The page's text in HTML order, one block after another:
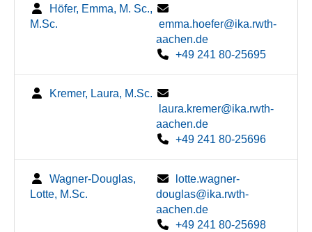
Höfer, Emma, M. Sc.,
M.Sc.
emma.hoefer@ika.rwth-
aachen.de
+49 241 80-25695
Kremer, Laura, M.Sc.
laura.kremer@ika.rwth-
aachen.de
+49 241 80-25696
Wagner-Douglas,
Lotte, M.Sc.
lotte.wagner-
douglas@ika.rwth-
aachen.de
+49 241 80-25698